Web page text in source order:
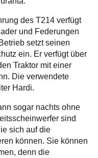
des T214 verfügt
und Federungen
setzt seinen
ein. Er verfügt über
Traktor mit einer
Die verwendete
Hardi.
sogar nachts ohne
sind
sich auf die
können. Sie können
denn die